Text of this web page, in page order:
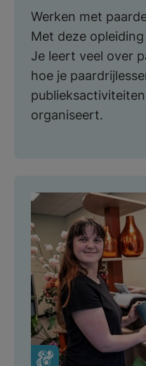
Werken met
Met deze
Je leert veel over
hoe je
organiseert.